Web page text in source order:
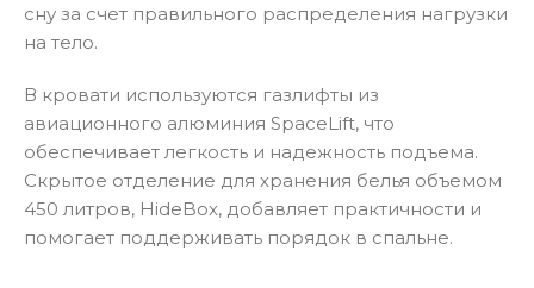
сну за счет правильного распределения нагрузки
на тело.
В кровати используются газлифты из
авиационного алюминия SpaceLift, что
обеспечивает легкость и надежность подъема.
Скрытое отделение для хранения белья объемом
450 литров, HideBox, добавляет практичности и
помогает поддерживать порядок в спальне.